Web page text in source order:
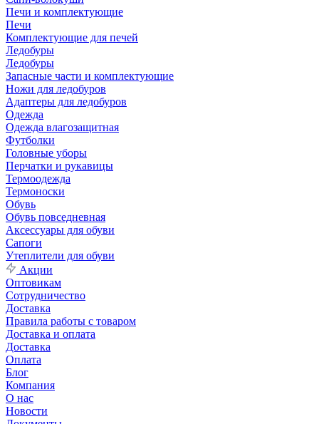
Печи и комплектующие
Печи
Комплектующие для печей
Ледобуры
Ледобуры
Запасные части и комплектующие
Ножи для ледобуров
Адаптеры для ледобуров
Одежда
Одежда влагозащитная
Футболки
Головные уборы
Перчатки и рукавицы
Термоодежда
Термоноски
Обувь
Обувь повседневная
Аксессуары для обуви
Сапоги
Утеплители для обуви
Акции
Оптовикам
Сотрудничество
Доставка
Правила работы с товаром
Доставка и оплата
Доставка
Оплата
Блог
Компания
О нас
Новости